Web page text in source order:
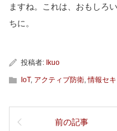
ますね。これは、おもしろ
ちに。
投稿者: Ikuo
IoT, アクティブ防衛,情報セ
前の記事